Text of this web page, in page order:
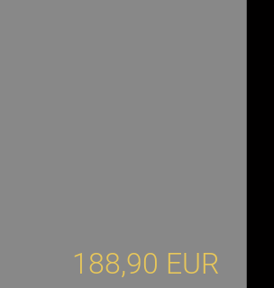
188,90 EUR